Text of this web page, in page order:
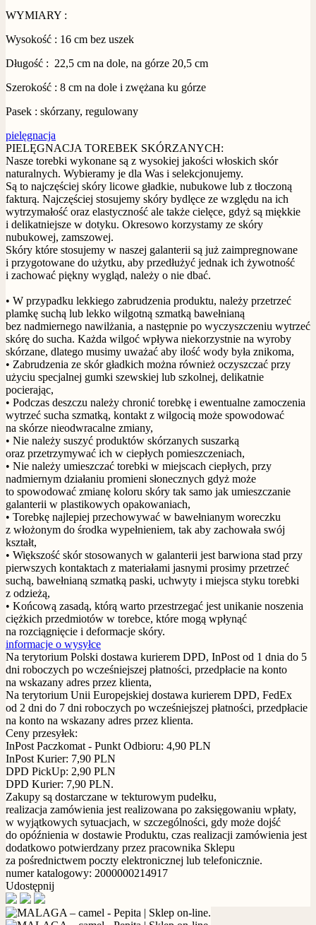
WYMIARY :
Wysokość : 16 cm bez uszek
Długość : 22,5 cm na dole, na górze 20,5 cm
Szerokość : 8 cm na dole i zwężana ku górze
Pasek : skórzany, regulowany
pielęgnacja
PIELĘGNACJA TOREBEK SKÓRZANYCH:
Nasze torebki wykonane są z wysokiej jakości włoskich skór
naturalnych. Wybieramy je dla Was i selekcjonujemy.
Są to najczęściej skóry licowe gładkie, nubukowe lub z tłoczoną
fakturą. Najczęściej stosujemy skóry bydlęce ze względu na ich
wytrzymałość oraz elastyczność ale także cielęce, gdyż są miękkie
i delikatniejsze w dotyku. Okresowo korzystamy ze skóry
nubukowej, zamszowej.
Skóry które stosujemy w naszej galanterii są już zaimpregnowane
i przygotowane do użytku, aby przedłużyć jednak ich żywotność
i zachować piękny wygląd, należy o nie dbać.
• W przypadku lekkiego zabrudzenia produktu, należy przetrzeć
plamkę suchą lub lekko wilgotną szmatką bawełnianą
bez nadmiernego nawilżania, a następnie po wyczyszczeniu wytrzeć
skórę do sucha. Każda wilgoć wpływa niekorzystnie na wyroby
skórzane, dlatego musimy uważać aby ilość wody była znikoma,
• Zabrudzenia ze skór gładkich można również oczyszczać przy
użyciu specjalnej gumki szewskiej lub szkolnej, delikatnie
pocierając,
• Podczas deszczu należy chronić torebkę i ewentualne zamoczenia
wytrzeć sucha szmatką, kontakt z wilgocią może spowodować
na skórze nieodwracalne zmiany,
• Nie należy suszyć produktów skórzanych suszarką
oraz przetrzymywać ich w ciepłych pomieszczeniach,
• Nie należy umieszczać torebki w miejscach ciepłych, przy
nadmiernym działaniu promieni słonecznych gdyż może
to spowodować zmianę koloru skóry tak samo jak umieszczanie
galanterii w plastikowych opakowaniach,
• Torebkę najlepiej przechowywać w bawełnianym woreczku
z włożonym do środka wypełnieniem, tak aby zachowała swój
kształt,
• Większość skór stosowanych w galanterii jest barwiona stad przy
pierwszych kontaktach z materiałami jasnymi prosimy przetrzeć
suchą, bawełnianą szmatką paski, uchwyty i miejsca styku torebki
z odzieżą,
• Końcową zasadą, którą warto przestrzegać jest unikanie noszenia
ciężkich przedmiotów w torebce, które mogą wpłynąć
na rozciągnięcie i deformacje skóry.
informacje o wysyłce
Na terytorium Polski dostawa kurierem DPD, InPost od 1 dnia do 5
dni roboczych po wcześniejszej płatności, przedpłacie na konto
na wskazany adres przez klienta,
Na terytorium Unii Europejskiej dostawa kurierem DPD, FedEx
od 2 dni do 7 dni roboczych po wcześniejszej płatności, przedpłacie
na konto na wskazany adres przez klienta.
Ceny przesyłek:
InPost Paczkomat - Punkt Odbioru: 4,90 PLN
InPost Kurier: 7,90 PLN
DPD PickUp: 2,90 PLN
DPD Kurier: 7,90 PLN.
Zakupy są dostarczane w tekturowym pudełku,
realizacja zamówienia jest realizowana po zaksięgowaniu wpłaty,
w wyjątkowych sytuacjach, w szczególności, gdy może dojść
do opóźnienia w dostawie Produktu, czas realizacji zamówienia jest
dodatkowo potwierdzany przez pracownika Sklepu
za pośrednictwem poczty elektronicznej lub telefonicznie.
numer katalogowy: 2000000214917
Udostępnij